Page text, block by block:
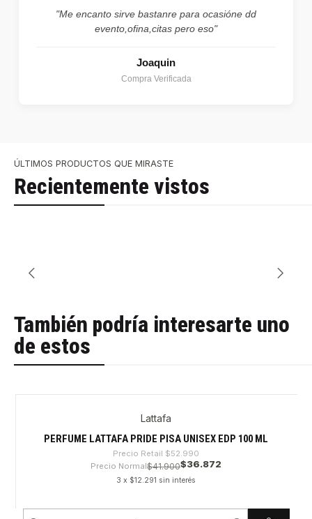
"Me encanto sirve bastanre para ocasióne dd
evento,ofina,citas pero eso"
Joaquin
Compra Verificada
ÚLTIMOS PRODUCTOS QUE MIRASTE
Recientemente vistos
También podría interesarte uno
de estos
Lattafa
PERFUME LATTAFA PRIDE PISA UNISEX EDP 100 ML
Precio Retail $52.990
Precio Normal$41.900$36.872
3 x $12.291 sin interés